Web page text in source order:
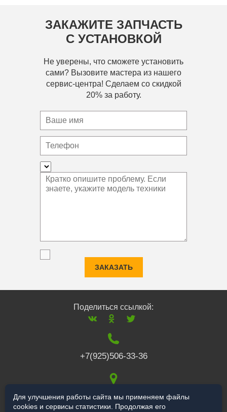
ЗАКАЖИТЕ ЗАПЧАСТЬ
С УСТАНОВКОЙ
Не уверены, что сможете установить
сами? Вызовите мастера из нашего
сервис-центра! Сделаем со скидкой
20% за работу.
ЗАКАЗАТЬ
Поделиться ссылкой:
+7(925)506-33-36
117519,г. Москва,
Варшавское ш., 132
Для улучшения работы сайта мы применяем файлы
cookies и сервисы статистики. Продолжая его